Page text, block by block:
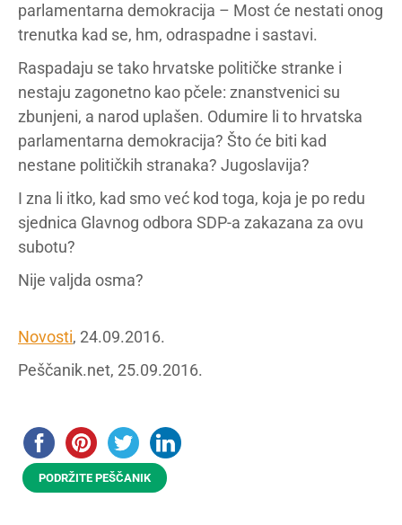
parlamentarna demokracija – Most će nestati onog
trenutka kad se, hm, odraspadne i sastavi.
Raspadaju se tako hrvatske političke stranke i
nestaju zagonetno kao pčele: znanstvenici su
zbunjeni, a narod uplašen. Odumire li to hrvatska
parlamentarna demokracija? Što će biti kad
nestane političkih stranaka? Jugoslavija?
I zna li itko, kad smo već kod toga, koja je po redu
sjednica Glavnog odbora SDP-a zakazana za ovu
subotu?
Nije valjda osma?
Novosti, 24.09.2016.
Peščanik.net, 25.09.2016.
PODRŽITE PEŠČANIK